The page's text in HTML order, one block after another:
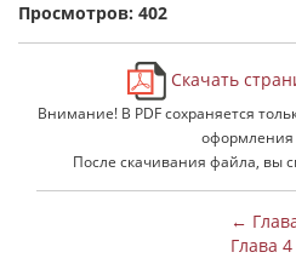
Просмотров: 402
Скачать
Внимание! В PDF сохраняется
оформления
После скачивания файла, вы
←
Глава